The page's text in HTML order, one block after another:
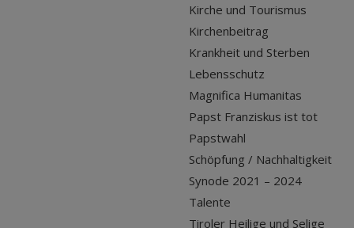
Kirche und Tourismus
Kirchenbeitrag
Krankheit und Sterben
Lebensschutz
Magnifica Humanitas
Papst Franziskus ist tot
Papstwahl
Schöpfung / Nachhaltigkeit
Synode 2021 – 2024
Talente
Tiroler Heilige und Selige